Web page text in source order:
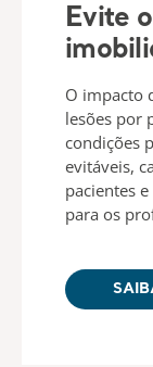
Evite
O impacto
lesões por
condições
evitáveis,
pacientes
para os